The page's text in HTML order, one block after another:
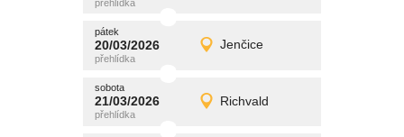
pátek
pátek
20/03/2026 Jenčice
pátek
20/03/2026 Detail
promítání
sobota
21/03/2026 Richvald
sobota
21/03/2026 Detail
promítání